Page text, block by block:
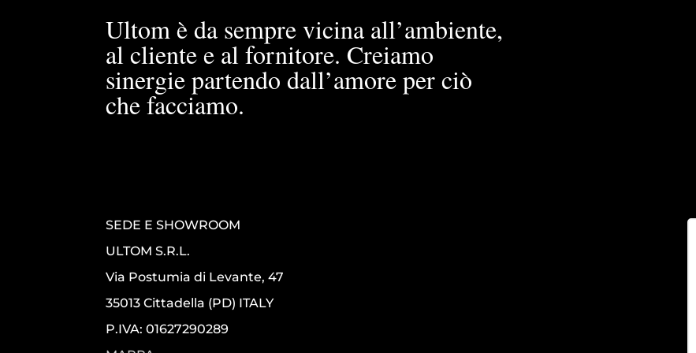
Ultom è da sempre vicina all’ambiente,
al cliente e al fornitore. Creiamo
sinergie partendo dall’amore per ciò
che facciamo.
SEDE E SHOWROOM
ULTOM S.R.L.
Via Postumia di Levante, 47
35013 Cittadella (PD) ITALY
P.IVA: 01627290289